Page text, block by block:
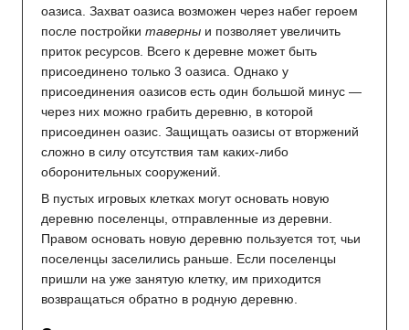
оазиса. Захват оазиса возможен через набег героем
после постройки таверны и позволяет увеличить
приток ресурсов. Всего к деревне может быть
присоединено только 3 оазиса. Однако у
присоединения оазисов есть один большой минус —
через них можно грабить деревню, в которой
присоединен оазис. Защищать оазисы от вторжений
сложно в силу отсутствия там каких-либо
оборонительных сооружений.
В пустых игровых клетках могут основать новую
деревню поселенцы, отправленные из деревни.
Правом основать новую деревню пользуется тот, чьи
поселенцы заселились раньше. Если поселенцы
пришли на уже занятую клетку, им приходится
возвращаться обратно в родную деревню.